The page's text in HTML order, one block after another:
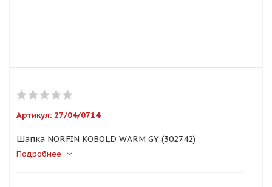
Артикул: 27/04/0714
Шапка NORFIN KOBOLD WARM GY (302742)
Подробнее